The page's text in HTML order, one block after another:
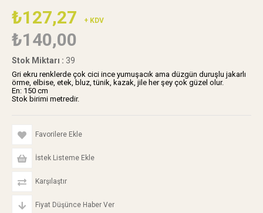
₺127,27 + KDV
₺140,00
Stok Miktarı : 39
Gri ekru renklerde çok cici ince yumuşacık ama düzgün duruşlu jakarlı
örme, elbise, etek, bluz, tünik, kazak, jile her şey çok güzel olur.
En: 150 cm
Stok birimi metredir.
Favorilere Ekle
İstek Listeme Ekle
Karşılaştır
Fiyat Düşünce Haber Ver